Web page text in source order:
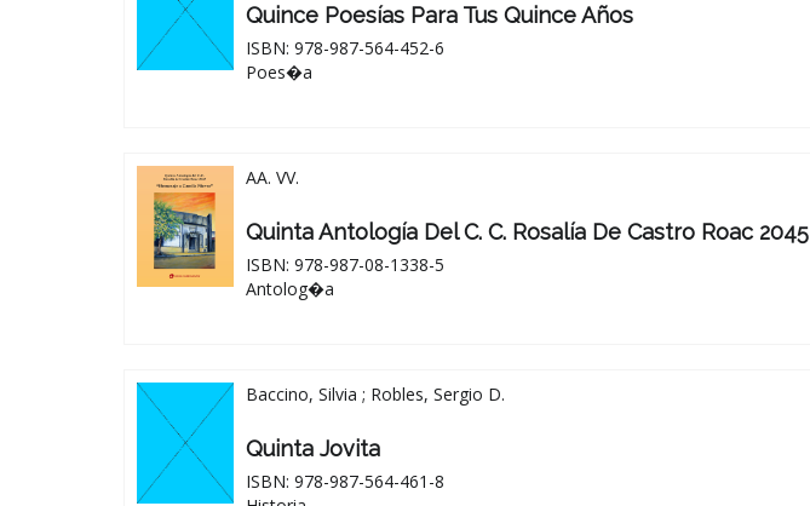
Quince Poesías Para Tus Quince Años
ISBN: 978-987-564-452-6
Poes�a
AA. VV.
Quinta Antología Del C. C. Rosalía De Castro Roac 2045
ISBN: 978-987-08-1338-5
Antolog�a
Baccino, Silvia ; Robles, Sergio D.
Quinta Jovita
ISBN: 978-987-564-461-8